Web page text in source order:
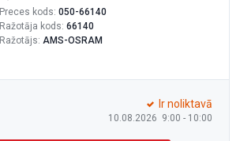
Preces kods: 050-66140
Ražotāja kods: 66140
Ražotājs: AMS-OSRAM
10.08.2026 9:00 - 10:00
Ir noliktavā